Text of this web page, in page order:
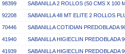
98399 SABANILLA 2 ROLLOS (50 CMS X 100
92208 SABANILLA 48 MT ELITE 2 ROLLOS
70446 SABANILLA COTIDIAN PREDOBLADA
41940 SABANILLA HIGIECLIN PREDOBLADA
41939 SABANILLA HIGIECLIN PREDOBLADA